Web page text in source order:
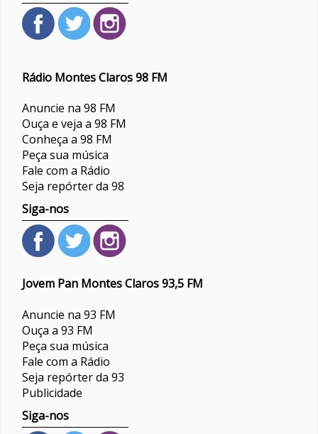
Rádio Montes Claros 98 FM
Anuncie na 98 FM
Ouça e veja a 98 FM
Conheça a 98 FM
Peça sua música
Fale com a Rádio
Seja repórter da 98
Siga-nos
Jovem Pan Montes Claros 93,5 FM
Anuncie na 93 FM
Ouça a 93 FM
Peça sua música
Fale com a Rádio
Seja repórter da 93
Publicidade
Siga-nos